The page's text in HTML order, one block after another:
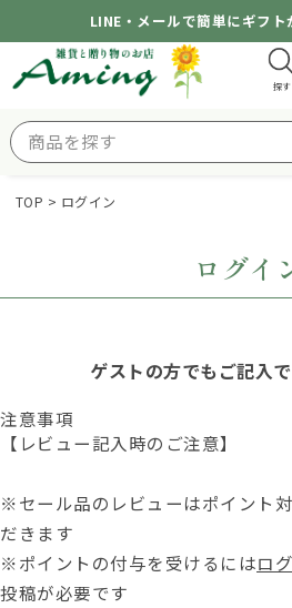
LINE・メールで簡単にギフト
探す
TOP ログイン
ログイ
ゲストの方でもご記入で
注意事項
【レビュー記入時のご注意】
※セール品のレビューはポイント
だきます
※ポイントの付与を受けるにはロ
投稿が必要です